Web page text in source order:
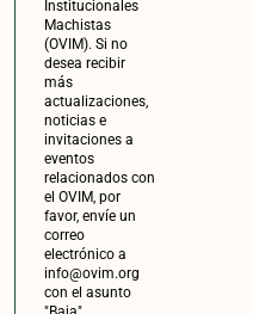
Impulsado por:
Con la colaboración de: